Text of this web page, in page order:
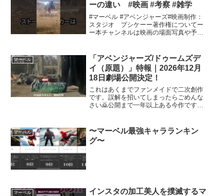
ーの違い #映画 #考察 #雑学
#マーベル #アベンジャーズ#映画制作：
スタジオ プシケーー著作権についてー
ー本チャンネルは映画の場面写真や予告
投稿しております。著作権侵害に関する
申し立てがあっ...
マーベル
「アベンジャーズ/ドゥームズデ
イ（原題）」特報｜2026年12月
18日劇場公開決定！
これはあくまでファンメイドで二次創作
です。誤解を招いてしまったらごめんな
さい🙇公開まで一年以上ある今作です
編を作成しました。最初に本物だと思っ
て見てガッカリさせてしまっ...
マーベル
〜マーベル最強キャラランキン
グ〜
マーベル
インスタの加工美人を撲滅するマ